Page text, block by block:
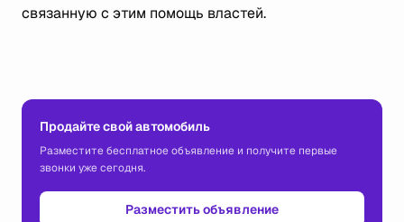
связанную с этим помощь властей.
Продайте свой автомобиль
Разместите бесплатное объявление и получите первые
звонки уже сегодня.
Разместить объявление